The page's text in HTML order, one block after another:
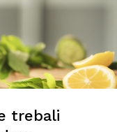
trebali